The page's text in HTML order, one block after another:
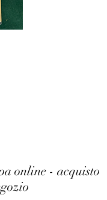
online - acquisto